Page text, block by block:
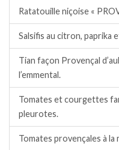
Ratatouille niçoise «
Salsifis au citron, paprika
Tian façon Provençal
l’emmental.
Tomates et courgettes
pleurotes.
Tomates provençales à la